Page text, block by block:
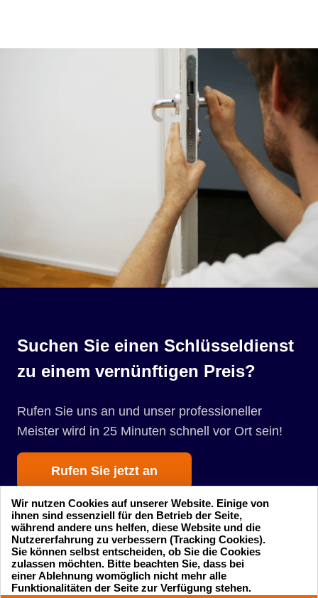
Suchen Sie einen Schlüsseldienst
zu einem vernünftigen Preis?
Rufen Sie uns an und unser professioneller
Meister wird in 25 Minuten schnell vor Ort sein!
Rufen Sie jetzt an
Startseite Einsatzgebiete
24 Stunden am Tag
Wir nutzen Cookies auf unserer Website. Einige von
ihnen sind essenziell für den Betrieb der Seite,
während andere uns helfen, diese Website und die
Nutzererfahrung zu verbessern (Tracking Cookies).
Sie können selbst entscheiden, ob Sie die Cookies
zulassen möchten. Bitte beachten Sie, dass bei
einer Ablehnung womöglich nicht mehr alle
Funktionalitäten der Seite zur Verfügung stehen.